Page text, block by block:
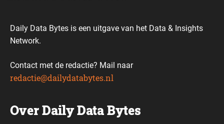
Daily Data Bytes is een uitgave van het Data & Insights
Network.
Contact met de redactie? Mail naar
redactie@dailydatabytes.nl
Over Daily Data Bytes